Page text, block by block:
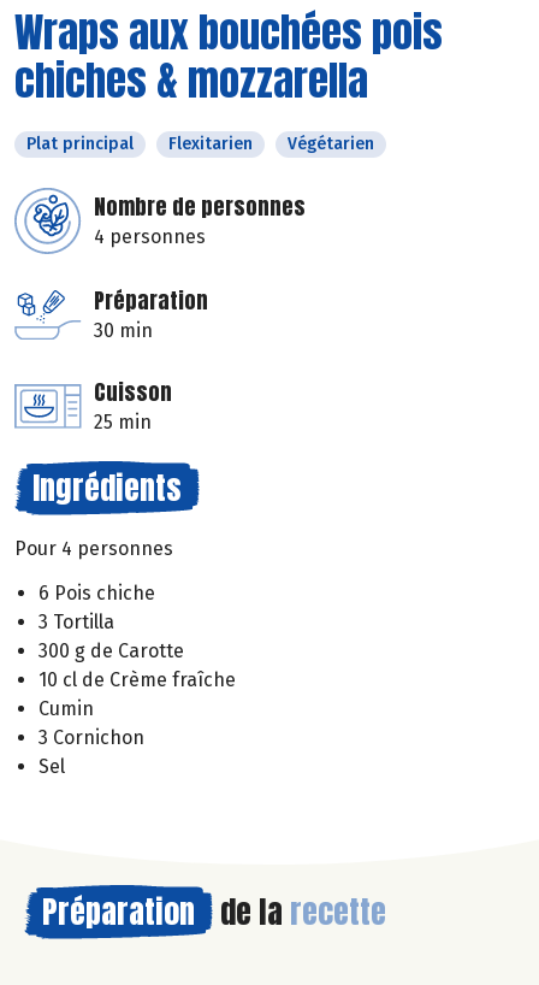
Wraps aux bouchées pois
chiches & mozzarella
Plat principal Flexitarien Végétarien
Nombre de personnes
4 personnes
Préparation
30 min
Cuisson
25 min
Ingrédients
Pour 4 personnes
6 Pois chiche
3 Tortilla
300 g de Carotte
10 cl de Crème fraîche
Cumin
3 Cornichon
Sel
Préparation de la recette